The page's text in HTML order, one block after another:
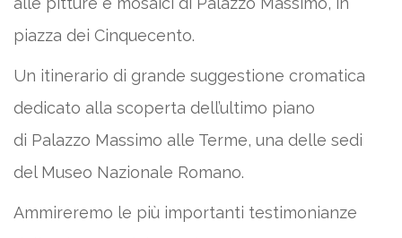
piazza dei Cinquecento.
Un itinerario di grande suggestione cromatica
dedicato alla scoperta dell’ultimo piano
di Palazzo Massimo alle Terme, una delle sedi
del Museo Nazionale Romano.
Ammireremo le più importanti testimonianze